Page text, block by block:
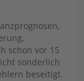
schon vor 15
sonderlich
beseitigt.